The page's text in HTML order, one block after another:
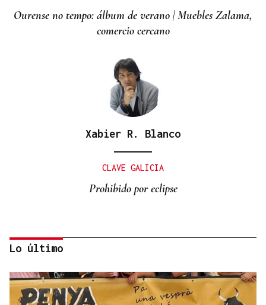
Ourense no tempo: álbum de verano | Muebles Zalama,
comercio cercano
Xabier R. Blanco
CLAVE GALICIA
Prohibido por eclipse
Lalo Pavón
Lo último